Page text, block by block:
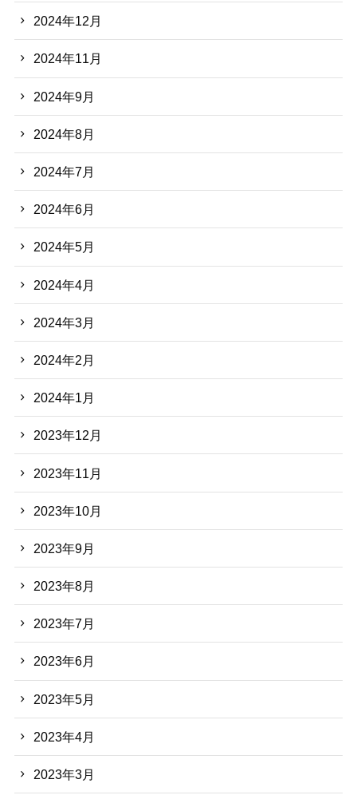
2024年12月
2024年11月
2024年9月
2024年8月
2024年7月
2024年6月
2024年5月
2024年4月
2024年3月
2024年2月
2024年1月
2023年12月
2023年11月
2023年10月
2023年9月
2023年8月
2023年7月
2023年6月
2023年5月
2023年4月
2023年3月